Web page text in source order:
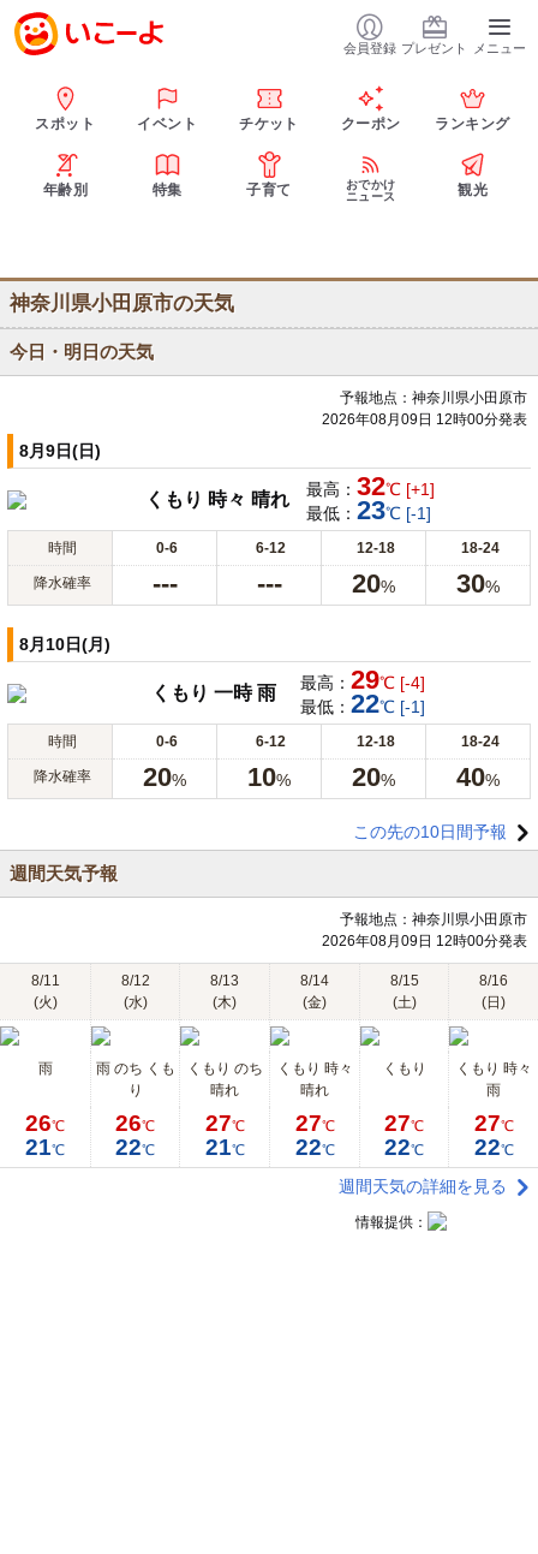
会員登録 プレゼント メニュー
スポット イベント チケット クーポン ランキング
年齢別 特集 子育て
おでかけ
ニュース
観光
神奈川県小田原市の天気
今日・明日の天気
予報地点：神奈川県小田原市
2026年08月09日 12時00分発表
8月9日(日)
くもり 時々 晴れ 最高： 32℃ [+1]
最低： 23℃ [-1]
時間 0-6 6-12 12-18 18-24
降水確率 --- --- 20% 30%
8月10日(月)
くもり 一時 雨 最高： 29℃ [-4]
最低： 22℃ [-1]
時間 0-6 6-12 12-18 18-24
降水確率 20% 10% 20% 40%
この先の10日間予報
週間天気予報
予報地点：神奈川県小田原市
2026年08月09日 12時00分発表
8/11
(火)
8/12
(水)
8/13
(木)
8/14
(金)
8/15
(土)
8/16
(日)
雨
雨 のち くも
り
くもり のち
晴れ
くもり 時々
晴れ
くもり
くもり 時々
雨
26℃
21℃
26℃
22℃
27℃
21℃
27℃
22℃
27℃
22℃
27℃
22℃
週間天気の詳細を見る
情報提供：